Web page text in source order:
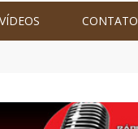
VÍDEOS CONTATO